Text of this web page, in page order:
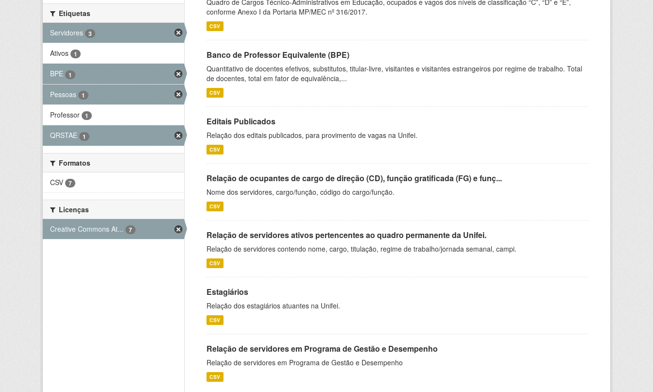
Etiquetas
Servidores
3
Ativos 1
BPE 1
Pessoas 1
Professor 1
QRSTAE 1
Formatos
CSV
7
Licenças
Creative Commons At...
7
Quadro de Cargos Técnico-Administrativos em Educação, ocupados e vagos dos níveis de classificação “C”, “D” e “E”,
conforme Anexo I da Portaria MP/MEC nº 316/2017.
CSV
Banco de Professor Equivalente (BPE)
Quantitativo de docentes efetivos, substitutos, titular-livre, visitantes e visitantes estrangeiros por regime de trabalho. Total
de docentes, total em fator de equivalência,...
CSV
Editais Publicados
Relação dos editais publicados, para provimento de vagas na Unifei.
CSV
Relação de ocupantes de cargo de direção (CD), função gratificada (FG) e funç...
Nome dos servidores, cargo/função, código do cargo/função.
CSV
Relação de servidores ativos pertencentes ao quadro permanente da Unifei.
Relação de servidores contendo nome, cargo, titulação, regime de trabalho/jornada semanal, campi.
CSV
Estagiários
Relação dos estagiários atuantes na Unifei.
CSV
Relação de servidores em Programa de Gestão e Desempenho
Relação de servidores em Programa de Gestão e Desempenho
CSV